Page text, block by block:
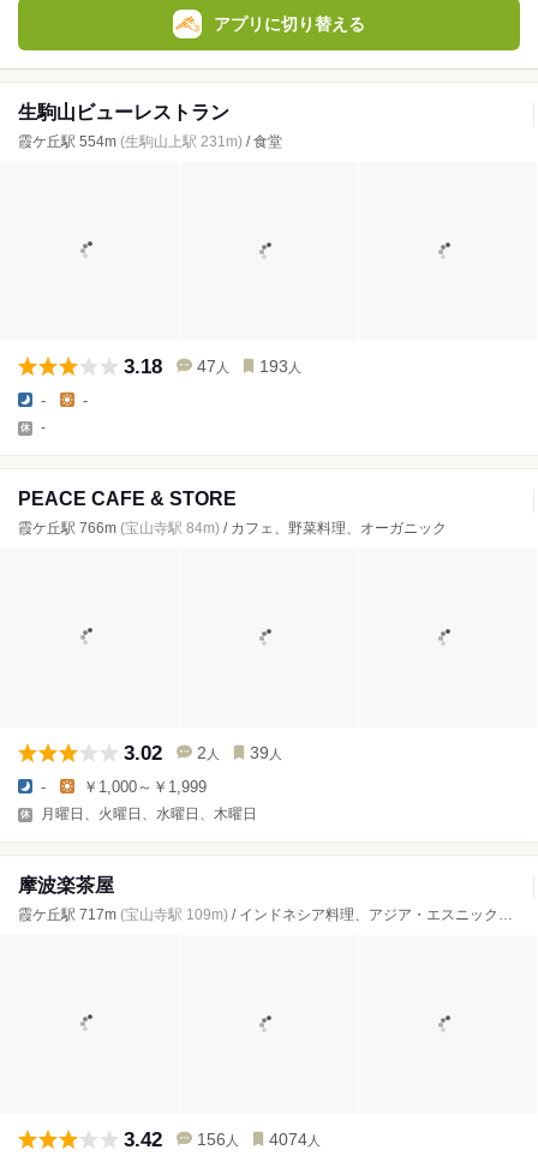
アプリに切り替える
生駒山ビューレストラン
霞ケ丘駅 554m (生駒山上駅 231m) / 食堂
3.18 47 人 193 人
- -
-
PEACE CAFE & STORE
霞ケ丘駅 766m (宝山寺駅 84m) / カフェ、野菜料理、オーガニック
3.02 2 人 39 人
- ￥1,000～￥1,999
月曜日、火曜日、水曜日、木曜日
摩波楽茶屋
霞ケ丘駅 717m (宝山寺駅 109m) / インドネシア料理、アジア・エスニック、カフェ
3.42 156 人 4074 人